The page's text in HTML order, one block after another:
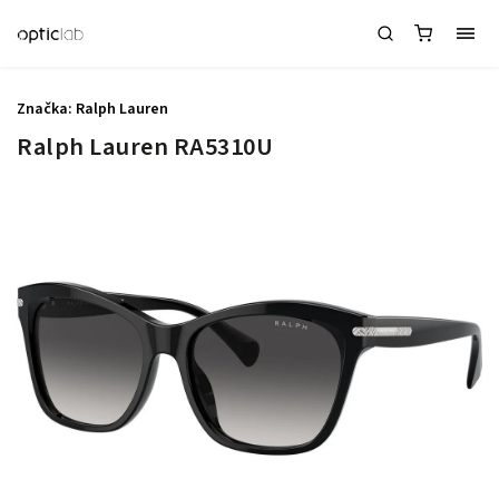
Ralph Lauren RA5310U
Značka: Ralph Lauren